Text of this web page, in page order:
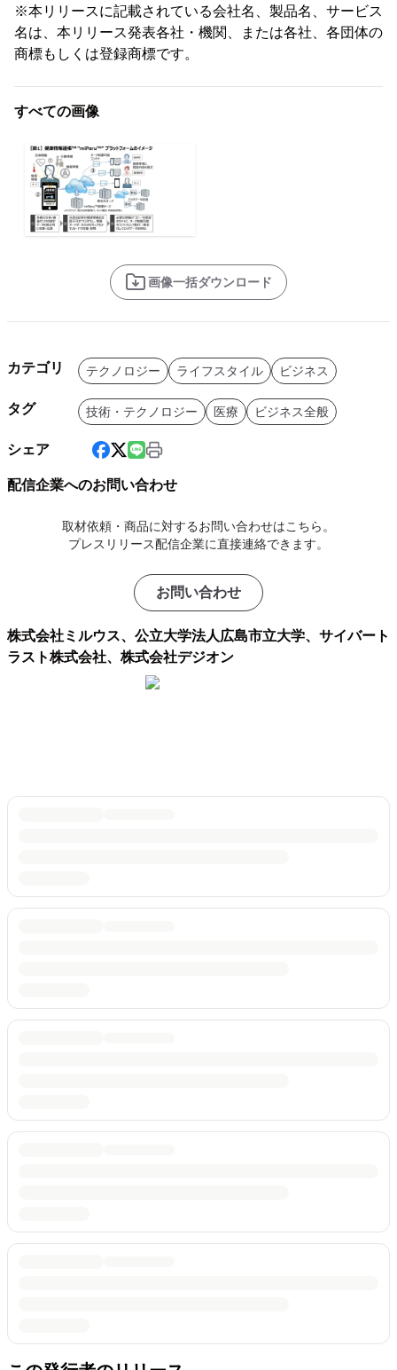
※本リリースに記載されている会社名、製品名、サービス
名は、本リリース発表各社・機関、または各社、各団体の
商標もしくは登録商標です。
すべての画像
画像一括ダウンロード
カテゴリ テクノロジー ライフスタイル ビジネス
タグ 技術・テクノロジー 医療 ビジネス全般
シェア
配信企業へのお問い合わせ
取材依頼・商品に対するお問い合わせはこちら。
プレスリリース配信企業に直接連絡できます。
お問い合わせ
株式会社ミルウス、公立大学法人広島市立大学、サイバート
ラスト株式会社、株式会社デジオン